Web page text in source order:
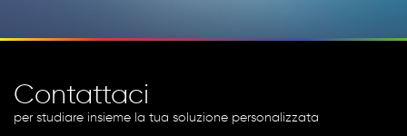
Contattaci
per studiare insieme la tua soluzione personalizzata